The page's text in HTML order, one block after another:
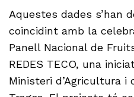
Aquestes dades s’han
coincidint amb la
Panell Nacional de
REDES TECO, una
Ministeri d’Agricultura i